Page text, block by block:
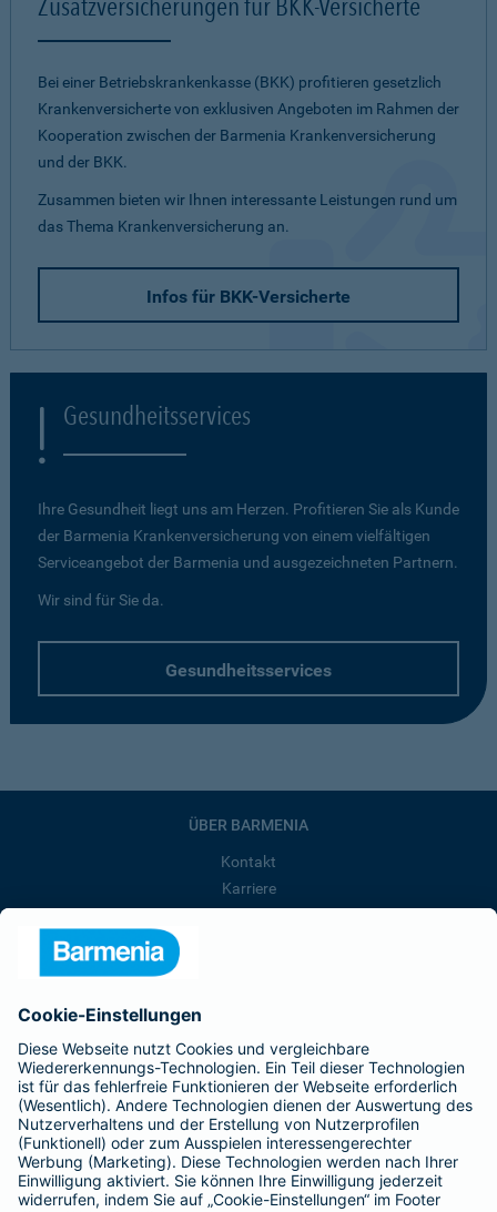
Bei einer Betriebskrankenkasse (BKK) profitieren gesetzlich
Krankenversicherte von exklusiven Angeboten im Rahmen der
Kooperation zwischen der Barmenia Krankenversicherung
und der BKK.
Zusammen bieten wir Ihnen interessante Leistungen rund um
das Thema Krankenversicherung an.
Infos für BKK-Versicherte
Gesundheitsservices
Ihre Gesundheit liegt uns am Herzen. Profitieren Sie als Kunde
der Barmenia Krankenversicherung von einem vielfältigen
Serviceangebot der Barmenia und ausgezeichneten Partnern.
Wir sind für Sie da.
Gesundheitsservices
ÜBER BARMENIA
Kontakt
Karriere
Barmenia ist Teil der BarmeniaGothaer
BELIEBTE SEITEN
Kranken-Zusatzversicherung
Tierversicherungen
Haftpflichtversicherung
Hausratversicherung